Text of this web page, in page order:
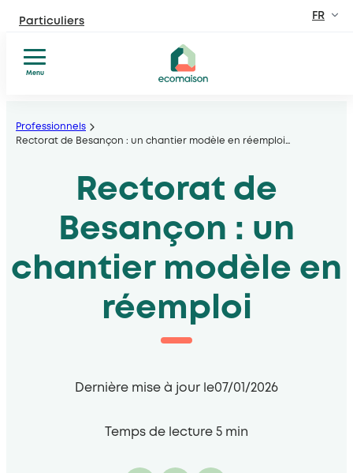
au
contenu
Particuliers
Professionnels
Territoires et partenaires
Découvrir Ecomaison
FR
Menu
Donner
ou
Comprendre
inspiration
Professionnels
Rectorat de Besançon : un chantier modèle en réemploi…
Rectorat de
Besançon : un
chantier modèle en
réemploi
Dernière mise à jour le07/01/2026
Temps de lecture 5 min